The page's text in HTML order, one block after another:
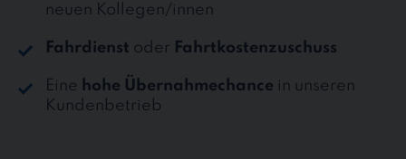
neuen Kollegen/innen
Fahrdienst oder Fahrtkostenzuschuss
Eine hohe Übernahmechance in unseren
Kundenbetrieb